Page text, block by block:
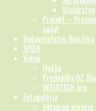
Včelárstvo
Projekt –
sady!
Vydavateľstvo Biosféra
SPDR
Videá
Hudba
Prednášky OZ
INTUITION hra
Fotogaléria
Výtvarné umenie